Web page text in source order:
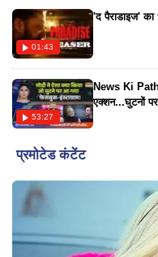
01:43
'द पैराडाइज' का
53:27
News Ki